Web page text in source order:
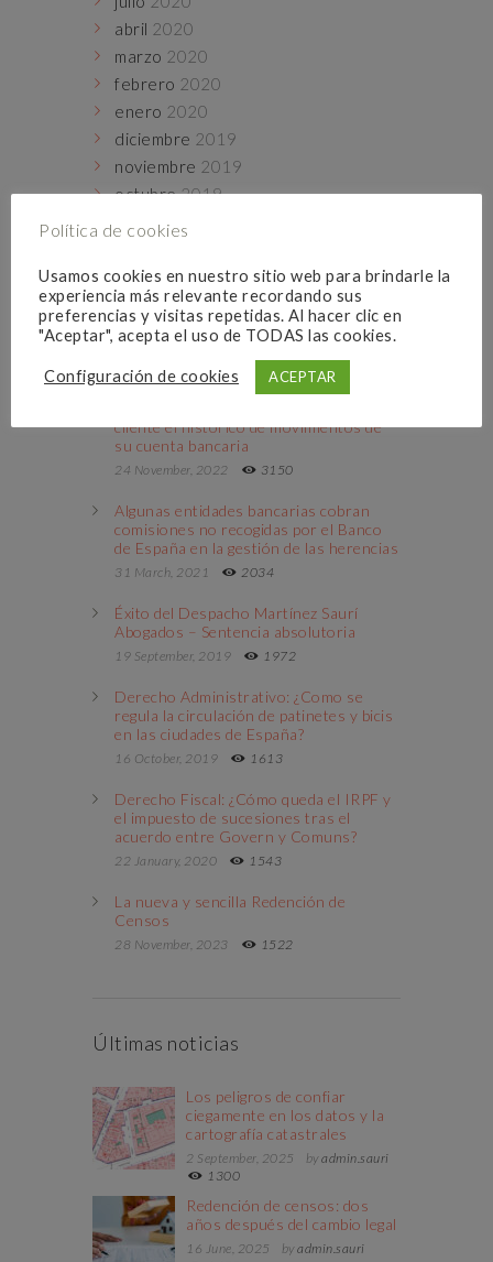
abril 2020
marzo 2020
febrero 2020
enero 2020
diciembre 2019
noviembre 2019
octubre2019
septiembre
Populares
ME GUSTA
cliente el histórico de movimientos de
su cuenta bancaria
24 November, 2022 3150
Algunas entidades bancarias cobran
comisiones no recogidas por el Banco
de España en la gestión de las herencias
31 March, 2021 2034
Éxito del Despacho Martínez Saurí
Abogados – Sentencia absolutoria
19 September, 2019 1972
Derecho Administrativo: ¿Como se
regula la circulación de patinetes y bicis
en las ciudades de España?
16 October, 2019 1613
Derecho Fiscal: ¿Cómo queda el IRPF y
el impuesto de sucesiones tras el
acuerdo entre Govern y Comuns?
22 January, 2020 1543
La nueva y sencilla Redención de
Censos
28 November, 2023 1522
Últimas noticias
Los peligros de confiar
ciegamente en los datos y la
cartografía catastrales
2 September, 2025 byadmin.sauri
1300
Redención de censos: dos
años después del cambio legal
16 June, 2025 byadmin.sauri
Política de cookies
Usamos cookies en nuestro sitio web para brindarle la
experiencia más relevante recordando sus
preferencias y visitas repetidas. Al hacer clic en
"Aceptar", acepta el uso de TODAS las cookies.
Configuración de cookies ACEPTAR